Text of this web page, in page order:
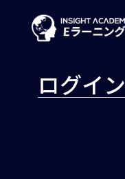
ログイン